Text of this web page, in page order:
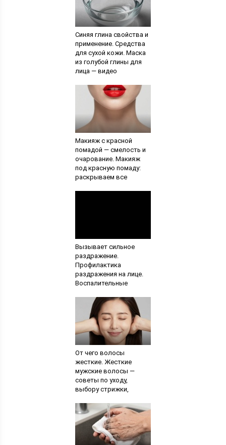
Синяя глина свойства и
применение. Средства
для сухой кожи. Маска
из голубой глины для
лица — видео
Макияж с красной
помадой — смелость и
очарование. Макияж
под красную помаду:
раскрываем все
Вызывает сильное
раздражение.
Профилактика
раздражения на лице.
Воспалительные
От чего волосы
жесткие. Жесткие
мужские волосы —
советы по уходу,
выбору стрижки,
Проверенные
народные рецепты